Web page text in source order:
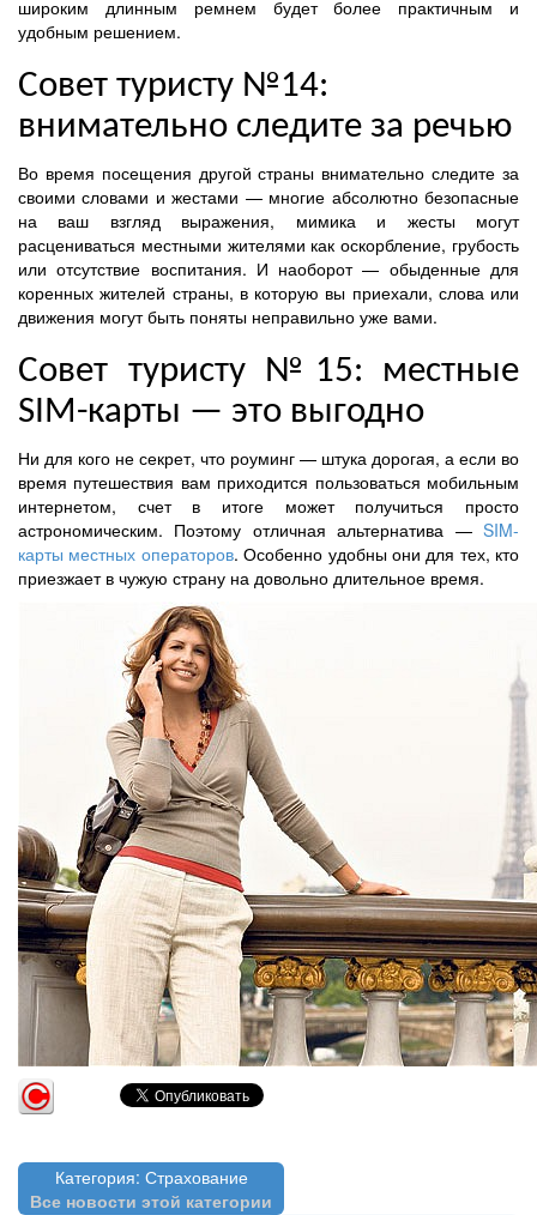
широким длинным ремнем будет более практичным и
удобным решением.
Совет туристу №14:
внимательно следите за речью
Во время посещения другой страны внимательно следите за
своими словами и жестами — многие абсолютно безопасные
на ваш взгляд выражения, мимика и жесты могут
расцениваться местными жителями как оскорбление, грубость
или отсутствие воспитания. И наоборот — обыденные для
коренных жителей страны, в которую вы приехали, слова или
движения могут быть поняты неправильно уже вами.
Совет туристу №15: местные
SIM-карты — это выгодно
Ни для кого не секрет, что роуминг — штука дорогая, а если во
время путешествия вам приходится пользоваться мобильным
интернетом, счет в итоге может получиться просто
астрономическим. Поэтому отличная альтернатива — SIM-
карты местных операторов. Особенно удобны они для тех, кто
приезжает в чужую страну на довольно длительное время.
Категория: Страхование
Все новости этой категории